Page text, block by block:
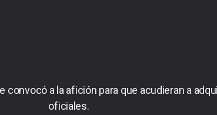
a la afición para que acudieran a
oficiales.